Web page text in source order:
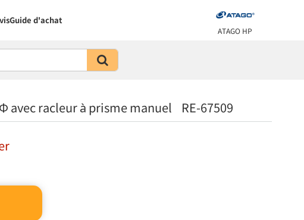
Guide d'achat
ATAGO HP
avec racleur à prisme manuel RE-67509